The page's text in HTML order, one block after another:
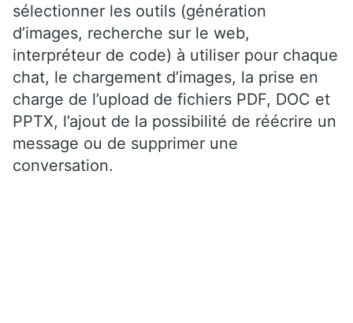
sélectionner les outils (génération
d’images, recherche sur le web,
interpréteur de code) à utiliser pour chaque
chat, le chargement d’images, la prise en
charge de l’upload de fichiers PDF, DOC et
PPTX, l’ajout de la possibilité de réécrire un
message ou de supprimer une
conversation.